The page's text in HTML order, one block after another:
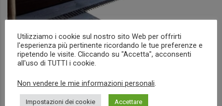
MANUTENZIONE ORDINARIA
CONTRATTO
NEWS
Read more
Utilizziamo i cookie sul nostro sito Web per offrirti
l'esperienza più pertinente ricordando le tue preferenze e
ripetendo le visite. Cliccando su "Accetta", acconsenti
all'uso di TUTTI i cookie.
Non vendere le mie informazioni personali
Impostazioni dei cookie Accettare